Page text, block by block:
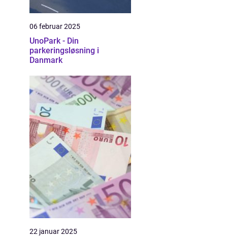
06 februar 2025
UnoPark - Din
parkeringsløsning i
Danmark
22 januar 2025